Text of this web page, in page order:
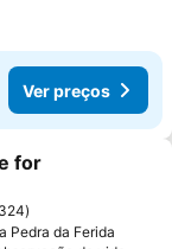
Ver preços
favoritos
for
Pedra da Ferida